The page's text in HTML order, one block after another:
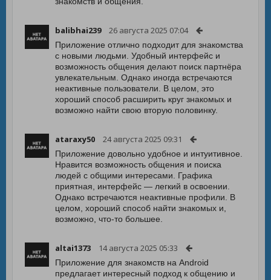
balibhai239 26 августа 2025 07:04
Приложение отлично подходит для знакомства
с новыми людьми. Удобный интерфейс и
возможность общения делают поиск партнёра
увлекательным. Однако иногда встречаются
неактивные пользователи. В целом, это
хороший способ расширить круг знакомых и
возможно найти свою вторую половинку.
ataraxy50 24 августа 2025 09:31
Приложение довольно удобное и интуитивное.
Нравится возможность общения и поиска
людей с общими интересами. Графика
приятная, интерфейс — легкий в освоении.
Однако встречаются неактивные профили. В
целом, хороший способ найти знакомых и,
возможно, что-то большее.
altai1373 14 августа 2025 05:33
Приложение для знакомств на Android
предлагает интересный подход к общению и